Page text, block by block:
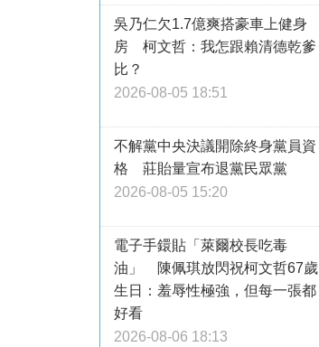
吳乃仁欠1.7億爽搭豪車上健身
房 柯文哲：我怎跟賴清德乾爹
比？
2026-08-05 18:51
不解黨中央決議開除終身黨員資
格 莊貽量宣布退黨民眾黨
2026-08-05 15:20
電子手鐶貼「萊爾校長吃毒
油」 陳佩琪放閃祝柯文哲67歲
生日：羞辱性極強，但每一張都
好看
2026-08-06 18:13